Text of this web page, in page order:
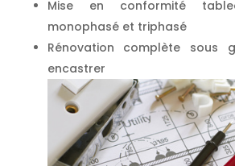
Mise en conformité
monophasé et triphasé
Rénovation complète sous
encastrer